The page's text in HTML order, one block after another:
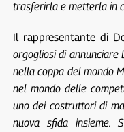
trasferirla e metterla in
Il rappresentante di
orgogliosi di annunciare
nella coppa del mondo
nel mondo delle
uno dei costruttori di
nuova sfida insieme.